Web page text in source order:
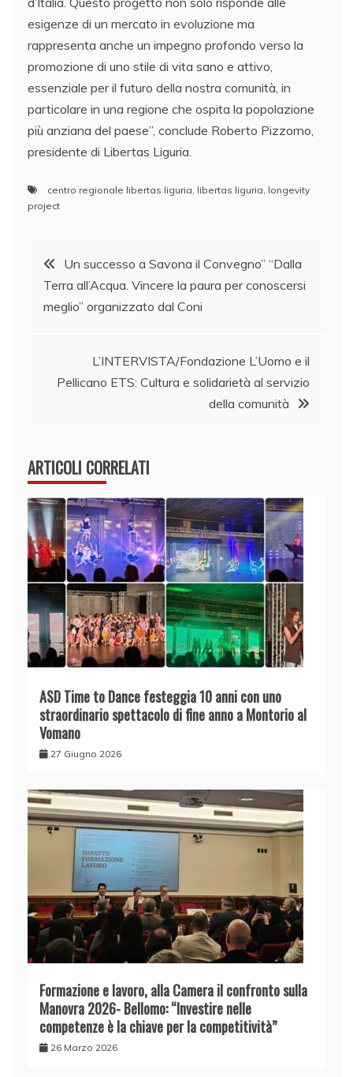
esigenze di un mercato in evoluzione ma
rappresenta anche un impegno profondo verso la
promozione di uno stile di vita sano e attivo,
essenziale per il futuro della nostra comunità, in
particolare in una regione che ospita la popolazione
più anziana del paese”, conclude Roberto Pizzorno,
presidente di Libertas Liguria.
centro regionale libertas liguria, libertas liguria, longevity
project
Navigazione
articoli
Un successo a Savona il Convegno” “Dalla
Terra all’Acqua. Vincere la paura per conoscersi
meglio” organizzato dal Coni
L’INTERVISTA/Fondazione L’Uomo e il
Pellicano ETS: Cultura e solidarietà al servizio
della comunità
ARTICOLI CORRELATI
ASD Time to Dance festeggia 10 anni con uno
straordinario spettacolo di fine anno a Montorio al
Vomano
27 Giugno 2026
Formazione e lavoro, alla Camera il confronto sulla
Manovra 2026- Bellomo: “Investire nelle
competenze è la chiave per la competitività”
26 Marzo 2026